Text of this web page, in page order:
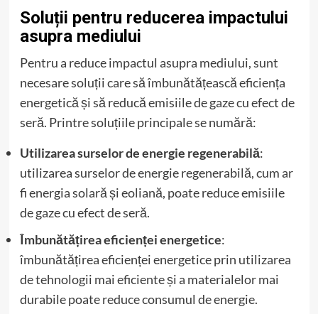
Soluții pentru reducerea impactului
asupra mediului
Pentru a reduce impactul asupra mediului, sunt
necesare soluții care să îmbunătățească eficiența
energetică și să reducă emisiile de gaze cu efect de
seră. Printre soluțiile principale se numără:
Utilizarea surselor de energie regenerabilă:
utilizarea surselor de energie regenerabilă, cum ar
fi energia solară și eoliană, poate reduce emisiile
de gaze cu efect de seră.
Îmbunătățirea eficienței energetice:
îmbunătățirea eficienței energetice prin utilizarea
de tehnologii mai eficiente și a materialelor mai
durabile poate reduce consumul de energie.